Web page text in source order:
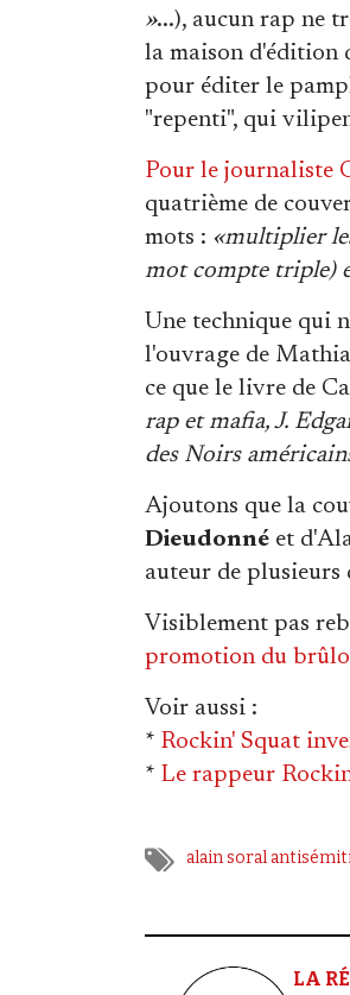
»...), aucun rap ne
la maison d'édition
pour éditer le
"repenti", qui
Pour le journaliste
quatrième de
mots : «multiplier
mot compte triple)
Une technique qui
l'ouvrage de
ce que le livre de
rap et mafia, J.
des Noirs
Ajoutons que la
Dieudonné et
auteur de plusieurs
Visiblement pas
promotion du
Voir aussi :
* Rockin' Squat
* Le rappeur
alain soral
LA